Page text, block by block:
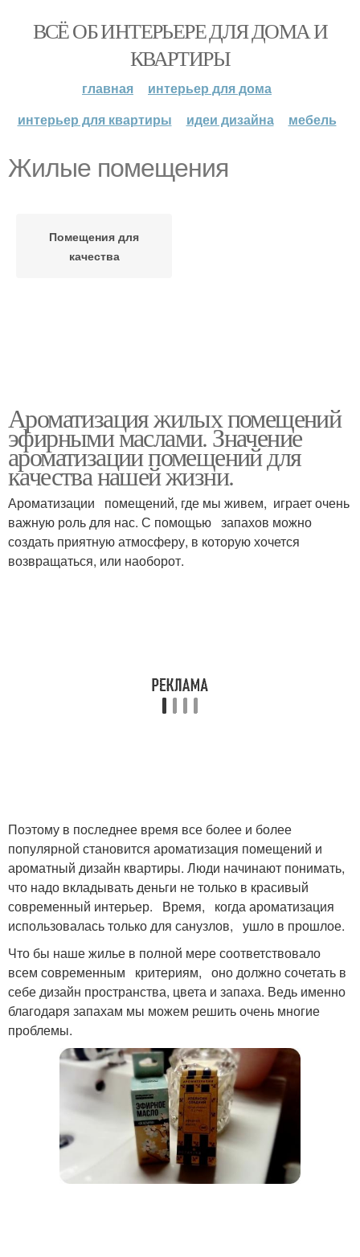
ВСЁ ОБ ИНТЕРЬЕРЕ ДЛЯ ДОМА И
КВАРТИРЫ
главная
интерьер для дома
интерьер для квартиры
идеи дизайна мебель
Жилые помещения
Помещения для
качества
Ароматизация жилых помещений
эфирными маслами. Значение
ароматизации помещений для
качества нашей жизни.
Ароматизации помещений, где мы живем, играет очень
важную роль для нас. С помощью запахов можно
создать приятную атмосферу, в которую хочется
возвращаться, или наоборот.
Поэтому в последнее время все более и более
популярной становится ароматизация помещений и
ароматный дизайн квартиры. Люди начинают понимать,
что надо вкладывать деньги не только в красивый
современный интерьер. Время, когда ароматизация
использовалась только для санузлов, ушло в прошлое.
Что бы наше жилье в полной мере соответствовало
всем современным критериям, оно должно сочетать в
себе дизайн пространства, цвета и запаха. Ведь именно
благодаря запахам мы можем решить очень многие
проблемы.